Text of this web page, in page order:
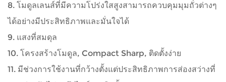
8. โมดูลเลนส์ที่มีความโปร่งใสสูงสามารถควบคุมมุมถั่วต่างๆ
ได้อย่างมีประสิทธิภาพและมั่นใจได้
9. แสงที่สมดุล
10. โครงสร้างโมดูล, Compact Sharp, ติดตั้งง่าย
11. มีช่วงการใช้งานที่กว้างตั้งแต่ประสิทธิภาพการส่องสว่างที่